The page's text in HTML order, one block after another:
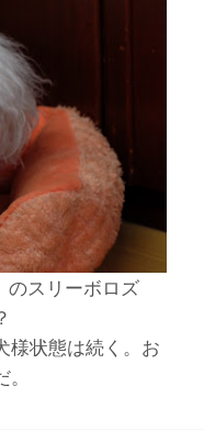
スリーボロズ
様状態は続く。お